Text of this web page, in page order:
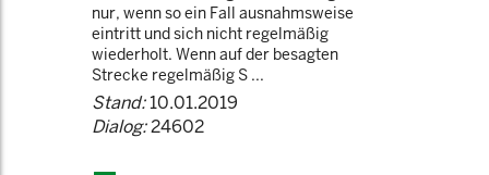
nur, wenn so ein Fall ausnahmsweise
eintritt und sich nicht regelmäßig
wiederholt. Wenn auf der besagten
Strecke regelmäßig S ...
Stand:10.01.2019
Dialog:24602